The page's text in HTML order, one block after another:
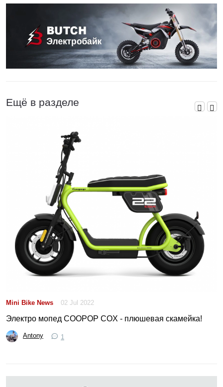
Ещё в разделе
Mini Bike News 02 Jul 2022
Электро мопед COOPOP COX - плюшевая скамейка!
Antony 1